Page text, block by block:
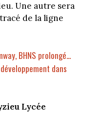
Une autre sera
de la ligne
BHNS prolongé...
dans
Lycée